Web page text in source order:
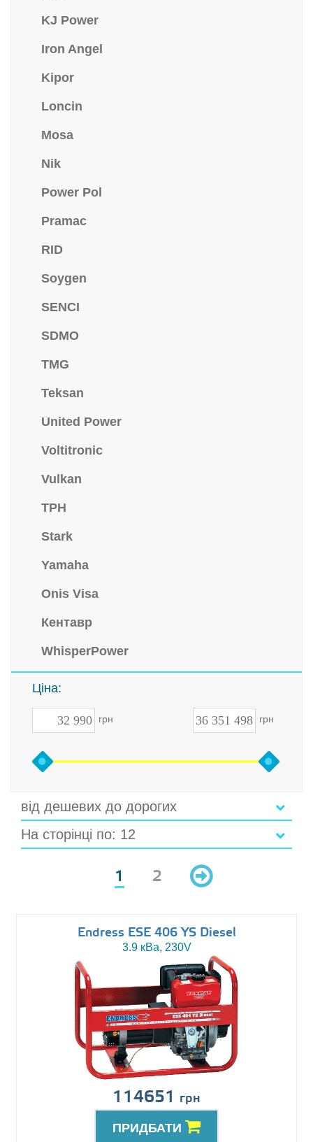
KJ Power
Iron Angel
Kipor
Loncin
Mosa
Nik
Power Pol
Pramac
RID
Soygen
SENCI
SDMO
TMG
Teksan
United Power
Voltitronic
Vulkan
TPH
Stark
Yamaha
Onis Visa
Кентавр
WhisperPower
Ціна:
грн грн
від дешевих до дорогих
На сторінці по: 12
1 2
Endress ESE 406 YS Diesel
3.9 кВа, 230V
114651 грн
ПРИДБАТИ